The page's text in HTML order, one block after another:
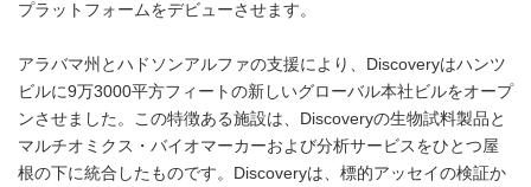
プラットフォームをデビューさせます。
アラバマ州とハドソンアルファの支援により、Discoveryはハンツ
ビルに9万3000平方フィートの新しいグローバル本社ビルをオープ
ンさせました。この特徴ある施設は、Discoveryの生物試料製品と
マルチオミクス・バイオマーカーおよび分析サービスをひとつ屋
根の下に統合したものです。Discoveryは、標的アッセイの検証か